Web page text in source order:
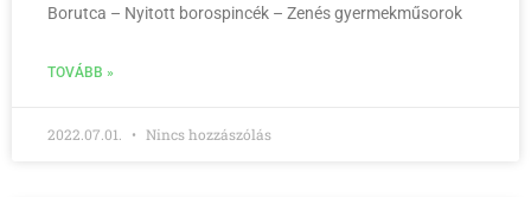
Borutca – Nyitott borospincék – Zenés gyermekműsorok
TOVÁBB »
2022.07.01. Nincs hozzászólás